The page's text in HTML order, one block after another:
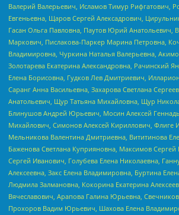
Валерий Валерьевич, Исламов Тимур Рифгатович,
Евгеньевна, Щаров Сергей Алексадрович,
Гасан Ольга Павловна, Паутов Юрий Анатольевич,
Маркович, Пислакова-Паркер Марина Петровна,
Владимировна, Чуркина Наталья Валерьевна,
Золотарева Екатерина Александровна, Рачинский
Елена Борисовна, Гудков Лев Дмитриевич,
Саранг Анна Васильевна, Захарова Светлана
Анатольевич, Щур Татьяна Михайловна, Щур
Блинушов Андрей Юрьевич, Мосин Алексей
Михайлович, Симонов Алексей Кириллович, Флиге
Мельникова Валентина Дмитриевна, Вититинова
Баженова Светлана Куприяновна, Максимов
Сергей Иванович, Голубева Елена Николаевна,
Алексеевна, Закс Елена Владимировна, Буртина
Людмила Залмановна, Кокорина Екатерина
Вячеславович, Арапова Галина Юрьевна,
Прохоров Вадим Юрьевич, Шахова Елена